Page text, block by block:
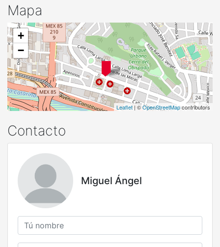
Mapa
+
−
Leaflet| ©OpenStreetMapcontributors
Contacto
Miguel Ángel